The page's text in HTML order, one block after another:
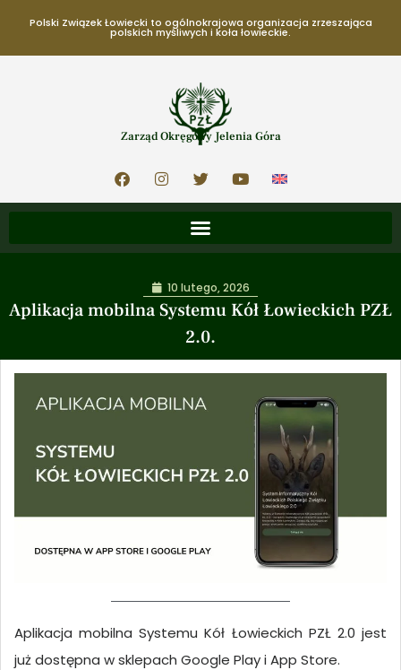
Polski Związek Łowiecki to ogólnokrajowa organizacja zrzeszająca
polskich myśliwych i koła łowieckie.
Zarząd Okręgowy Jelenia Góra
Aplikacja mobilna Systemu Kół Łowieckich PZŁ
2.0.
10 lutego, 2026
Aplikacja mobilna Systemu Kół Łowieckich PZŁ 2.0 jest
już dostępna w sklepach Google Play i App Store.